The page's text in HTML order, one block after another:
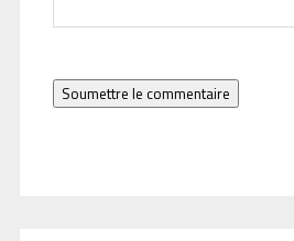
Soumettre le commentaire